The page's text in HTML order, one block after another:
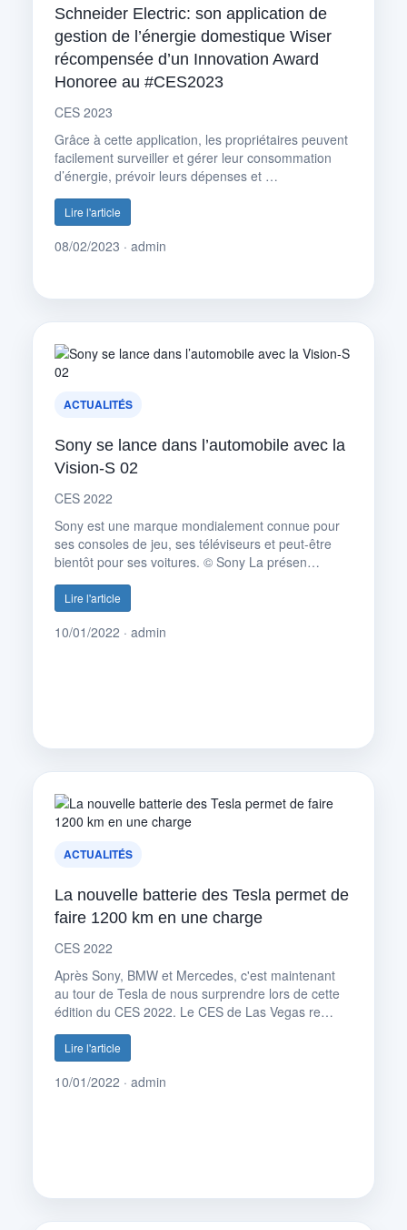
Schneider Electric: son application de
gestion de l’énergie domestique Wiser
récompensée d’un Innovation Award
Honoree au #CES2023
CES 2023
Grâce à cette application, les propriétaires peuvent
facilement surveiller et gérer leur consommation
d’énergie, prévoir leurs dépenses et …
Lire l'article
08/02/2023 · admin
ACTUALITÉS
Sony se lance dans l’automobile avec la
Vision-S 02
CES 2022
Sony est une marque mondialement connue pour
ses consoles de jeu, ses téléviseurs et peut-être
bientôt pour ses voitures. © Sony La présen…
Lire l'article
10/01/2022 · admin
ACTUALITÉS
La nouvelle batterie des Tesla permet de
faire 1200 km en une charge
CES 2022
Après Sony, BMW et Mercedes, c'est maintenant
au tour de Tesla de nous surprendre lors de cette
édition du CES 2022. Le CES de Las Vegas re…
Lire l'article
10/01/2022 · admin